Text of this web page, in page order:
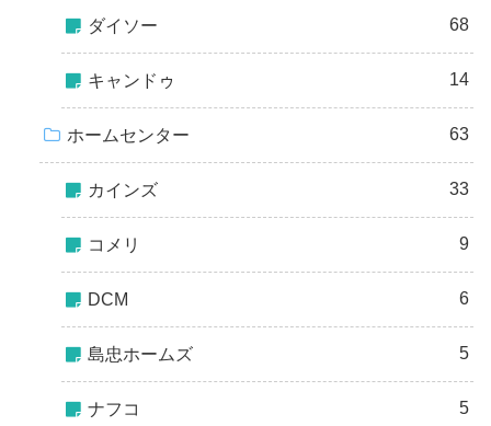
ダイソー 68
キャンドゥ 14
ホームセンター 63
カインズ 33
コメリ 9
DCM 6
島忠ホームズ 5
ナフコ 5